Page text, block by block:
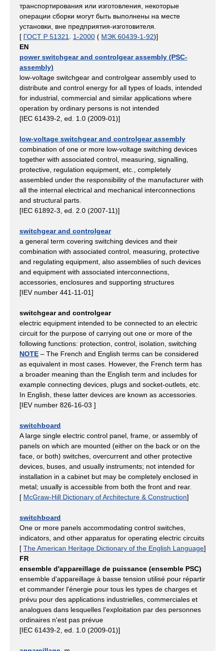
транспортирования или изготовления, некоторые
операции сборки могут быть выполнены на месте
установки, вне предприятия-изготовителя.
[ ГОСТ Р 51321 1-2000 ( МЭК 60439-1-92)]
EN
power switchgear and controlgear assembly (PSC-
assembly)
low-voltage switchgear and controlgear assembly used to
distribute and control energy for all types of loads, intended
for industrial, commercial and similar applications where
operation by ordinary persons is not intended
[IEC 61439-2, ed. 1.0 (2009-01)]
low-voltage switchgear and controlgear assembly
combination of one or more low-voltage switching devices
together with associated control, measuring, signalling,
protective, regulation equipment, etc., completely
assembled under the responsibility of the manufacturer with
all the internal electrical and mechanical interconnections
and structural parts.
[IEC 61892-3, ed. 2.0 (2007-11)]
switchgear and controlgear
a general term covering switching devices and their
combination with associated control, measuring, protective
and regulating equipment, also assemblies of such devices
and equipment with associated interconnections,
accessories, enclosures and supporting structures
[IEV number 441-11-01]
switchgear and controlgear
electric equipment intended to be connected to an electric
circuit for the purpose of carrying out one or more of the
following functions: protection, control, isolation, switching
NOTE – The French and English terms can be considered
as equivalent in most cases. However, the French term has
a broader meaning than the English term and includes for
example connecting devices, plugs and socket-outlets, etc.
In English, these latter devices are known as accessories.
[IEV number 826-16-03 ]
switchboard
A large single electric control panel, frame, or assembly of
panels on which are mounted (either on the back or on the
face, or both) switches, overcurrent and other protective
devices, buses, and usually instruments; not intended for
installation in a cabinet but may be completely enclosed in
metal; usually is accessible from both the front and rear.
[ McGraw-Hill Dictionary of Architecture & Construction]
switchboard
One or more panels accommodating control switches,
indicators, and other apparatus for operating electric circuits
[ The American Heritage Dictionary of the English Language]
FR
ensemble d'appareillage de puissance (ensemble PSC)
ensemble d'appareillage à basse tension utilisé pour répartir
et commander l'énergie pour tous les types de charges et
prévu pour des applications industrielles, commerciales et
analogues dans lesquelles l'exploitation par des personnes
ordinaires n'est pas prévue
[IEC 61439-2, ed. 1.0 (2009-01)]